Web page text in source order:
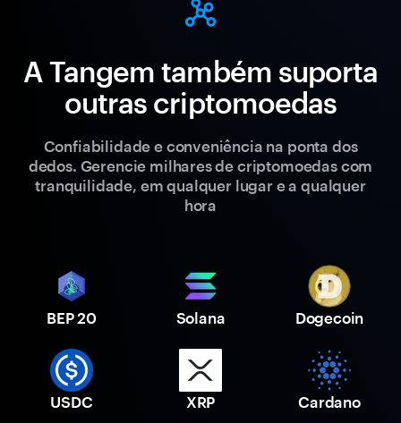
A Tangem também suporta
outras criptomoedas
Confiabilidade e conveniência na ponta dos
dedos. Gerencie milhares de criptomoedas com
tranquilidade, em qualquer lugar e a qualquer
hora
BEP 20 Solana Dogecoin
USDC XRP Cardano